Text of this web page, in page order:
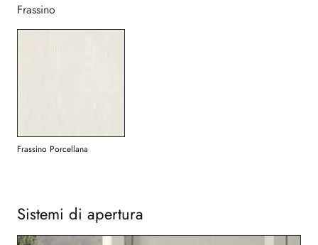
Frassino
Frassino Porcellana
Sistemi di apertura